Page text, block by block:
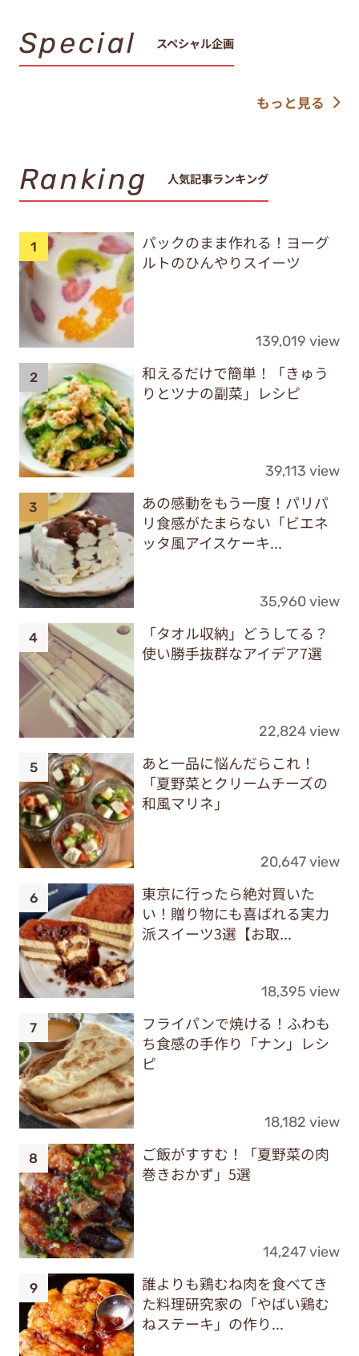
Special スペシャル企画
もっと見る
Ranking 人気記事ランキング
パックのまま作れる！ヨーグ
ルトのひんやりスイーツ
139,019 view
和えるだけで簡単！「きゅう
りとツナの副菜」レシピ
39,113 view
あの感動をもう一度！パリパ
リ食感がたまらない「ビエネ
ッタ風アイスケーキ...
35,960 view
「タオル収納」どうしてる？
使い勝手抜群なアイデア7選
22,824 view
あと一品に悩んだらこれ！
「夏野菜とクリームチーズの
和風マリネ」
20,647 view
東京に行ったら絶対買いた
い！贈り物にも喜ばれる実力
派スイーツ3選【お取...
18,395 view
フライパンで焼ける！ふわも
ち食感の手作り「ナン」レシ
ピ
18,182 view
ご飯がすすむ！「夏野菜の肉
巻きおかず」5選
14,247 view
誰よりも鶏むね肉を食べてき
た料理研究家の「やばい鶏む
ねステーキ」の作り...